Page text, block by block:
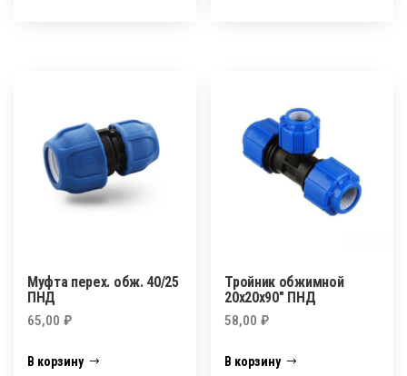
Муфта перех. обж. 40/25
ПНД
65,00 ₽
В корзину
Тройник обжимной
20х20х90″ ПНД
58,00₽
В корзину